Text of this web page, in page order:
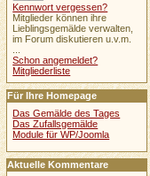
Kennwort vergessen?
Mitglieder können ihre
Lieblingsgemälde verwalten,
im Forum diskutieren u.v.m.
Schon angemeldet?
Mitgliederliste
Für Ihre Homepage
Das Gemälde des Tages
Das Zufallsgemälde
Module für WP/Joomla
Aktuelle Kommentare